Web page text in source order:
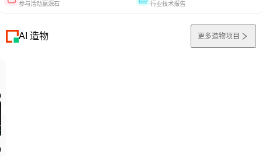
参与活动赢源石 行业技术报告
AI 造物 更多造物项目